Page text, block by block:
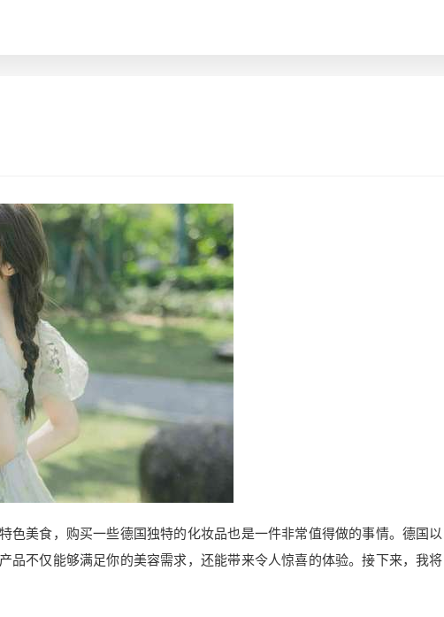
色美食，购买一些德国独特的化妆品也是一件非常值得做的事情。德国以
品不仅能够满足你的美容需求，还能带来令人惊喜的体验。接下来，我将